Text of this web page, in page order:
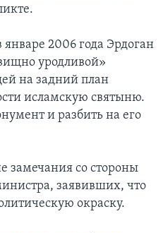
2006 года Эрдоган
уродливой»
на задний план
исламскую святыню.
и разбить на его
замечания со стороны
заявивших, что
окраску.